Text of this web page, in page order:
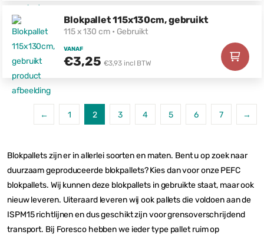
Blokpallets zijn er in allerlei soorten en maten. Bent u op zoek naar
duurzaam geproduceerde blokpallets? Kies dan voor onze PEFC
blokpallets. Wij kunnen deze blokpallets in gebruikte staat, maar ook
nieuw leveren. Uiteraard leveren wij ook pallets die voldoen aan de
ISPM15 richtlijnen en dus geschikt zijn voor grensoverschrijdend
transport. Bij Foresco hebben we ieder type pallet ruim op
Blokpallet 115x130cm, gebruikt
115 x 130 cm • Gebruikt
VANAF
€3,25 €3,93 incl BTW
← 1 2 3 4 5 6 7 →